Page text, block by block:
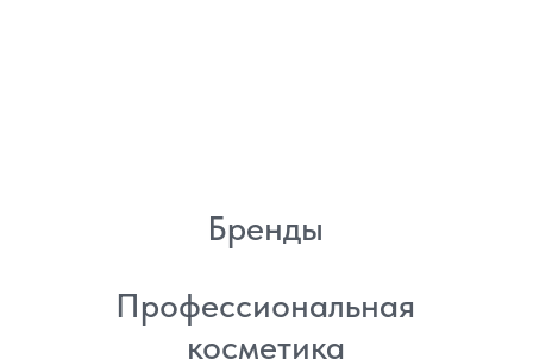
конфиденциальности
Энтузиастов 30Б, Челябинск